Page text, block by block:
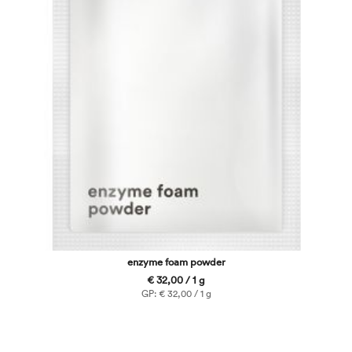
enzyme foam powder
€ 32,00 / 1 g
GP: € 32,00 / 1 g